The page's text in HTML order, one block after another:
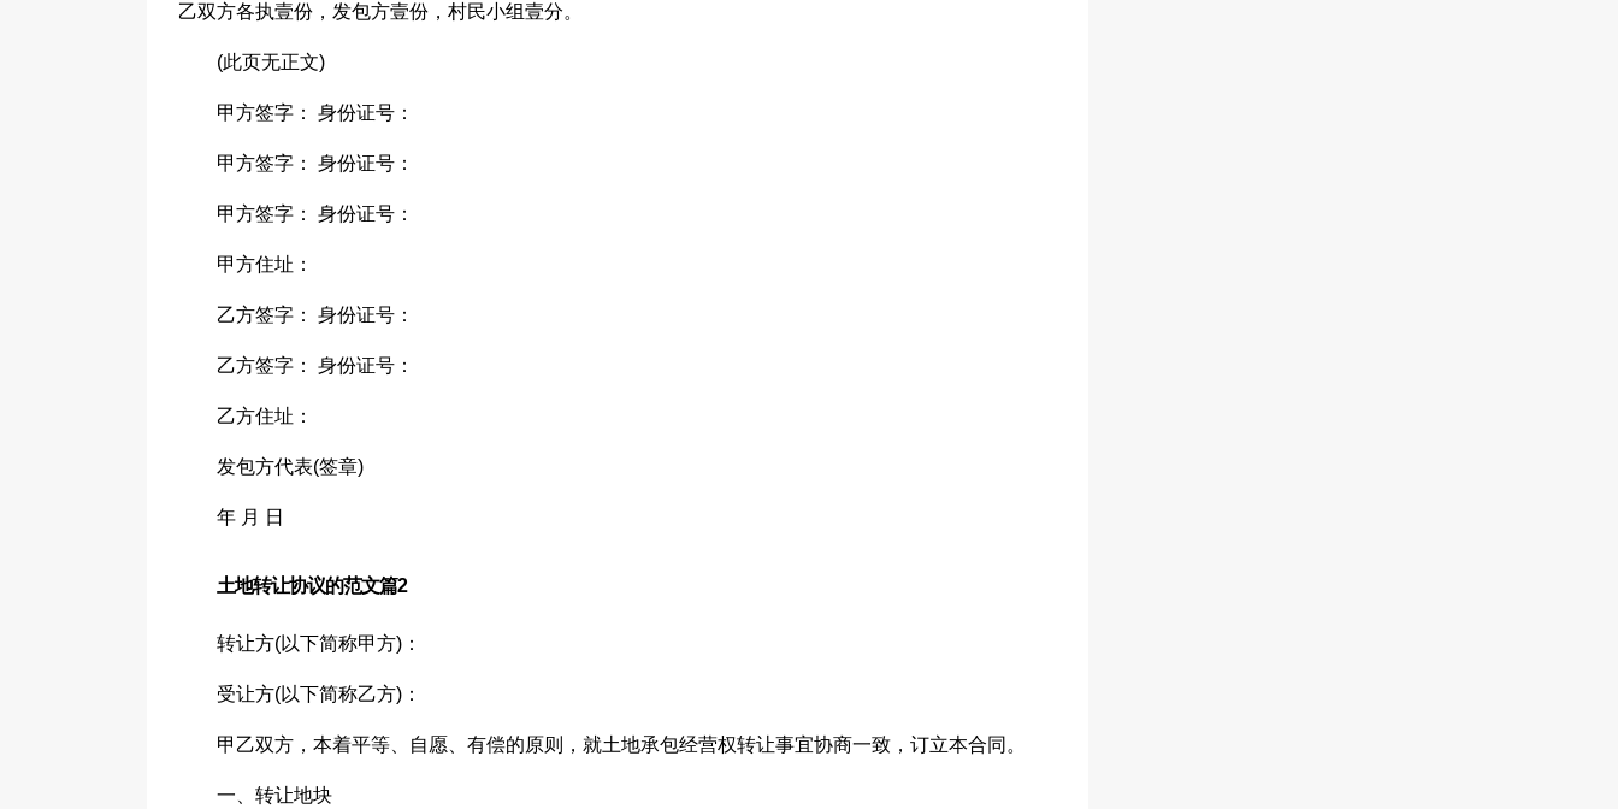
乙双方各执壹份，发包方壹份，村民小组壹分。
(此页无正文)
甲方签字： 身份证号：
甲方签字： 身份证号：
甲方签字： 身份证号：
甲方住址：
乙方签字： 身份证号：
乙方签字： 身份证号：
乙方住址：
发包方代表(签章)
年 月 日
土地转让协议的范文篇2
转让方(以下简称甲方)：
受让方(以下简称乙方)：
甲乙双方，本着平等、自愿、有偿的原则，就土地承包经营权转让事宜协商一致，订立本合同。
一、转让地块